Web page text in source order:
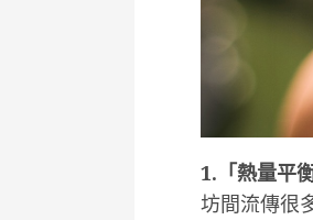
1.「熱量平
坊間流傳很